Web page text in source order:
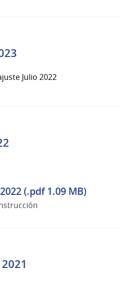
Julio 2022
(.pdf 1.09 MB)